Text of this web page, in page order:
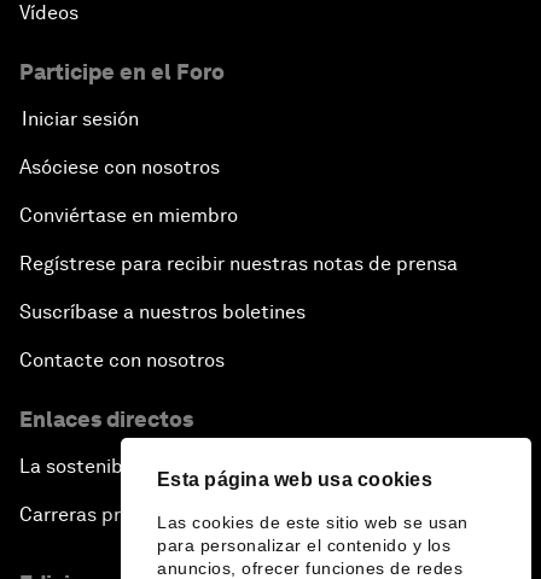
Esta página web usa cookies
Las cookies de este sitio web se usan
para personalizar el contenido y los
anuncios, ofrecer funciones de redes
Vídeos
Participe en el Foro
Iniciar sesión
Asóciese con nosotros
Conviértase en miembro
Regístrese para recibir nuestras notas de prensa
Suscríbase a nuestros boletines
Contacte con nosotros
Enlaces directos
La sostenibilidad en el Foro
Carreras profesionales